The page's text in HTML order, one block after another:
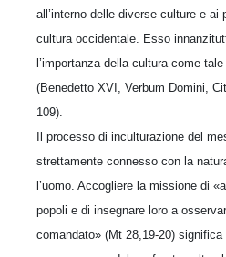
all’interno delle diverse culture e ai
cultura occidentale. Esso
l’importanza della cultura come
(Benedetto XVI, Verbum Domini,
109).
Il processo di inculturazione del
strettamente connesso con la
l’uomo. Accogliere la missione di
popoli e di insegnare loro a
comandato» (Mt 28,19-20)